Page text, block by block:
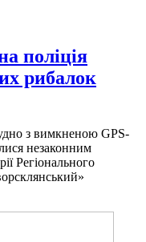
поліція
рибалок
з вимкненою GPS-
незаконним
Регіонального